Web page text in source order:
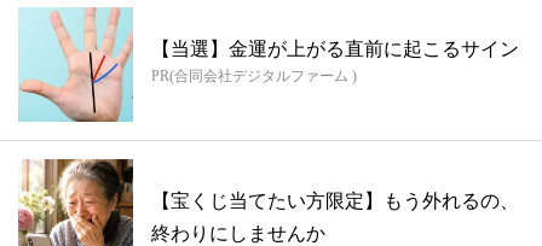
【当選】金運が上がる直前に起こるサイン
PR(合同会社デジタルファーム )
【宝くじ当てたい方限定】もう外れるの、
終わりにしませんか